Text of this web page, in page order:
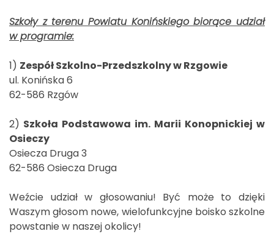
Szkoły z terenu Powiatu Konińskiego biorące udział
w programie:
1) Zespół Szkolno-Przedszkolny w Rzgowie
ul. Konińska 6
62-586 Rzgów
2) Szkoła Podstawowa im. Marii Konopnickiej w
Osieczy
Osiecza Druga 3
62-586 Osiecza Druga
Weźcie udział w głosowaniu! Być może to dzięki
Waszym głosom nowe, wielofunkcyjne boisko szkolne
powstanie w naszej okolicy!